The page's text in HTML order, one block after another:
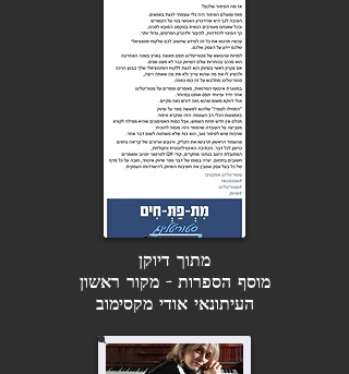
ממליצה ללקוחותיה העסקיים
מוסף הספרות - מקור ראשון
העיתונאי אודי מקסימוב